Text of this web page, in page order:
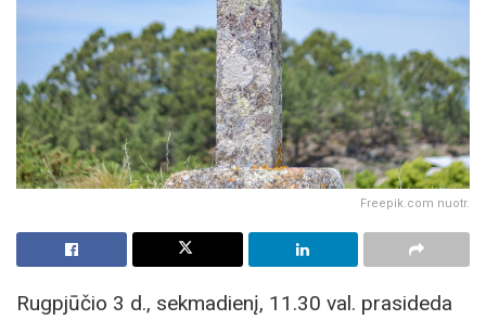
Freepik.com nuotr.
Rugpjūčio 3 d., sekmadienį, 11.30 val. prasideda